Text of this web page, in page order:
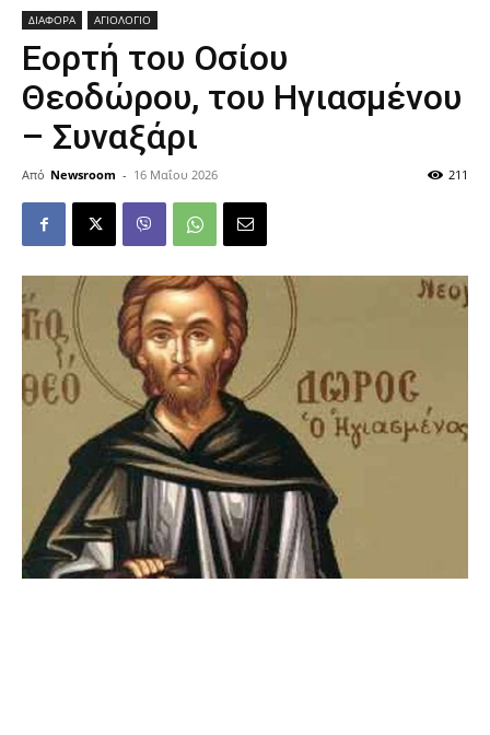
ΔΙΑΦΟΡΑ ΑΓΙΟΛΟΓΙΟ
Εορτή του Οσίου
Θεοδώρου, του Ηγιασμένου
– Συναξάρι
Από Newsroom - 16 Μαΐου 2026 211